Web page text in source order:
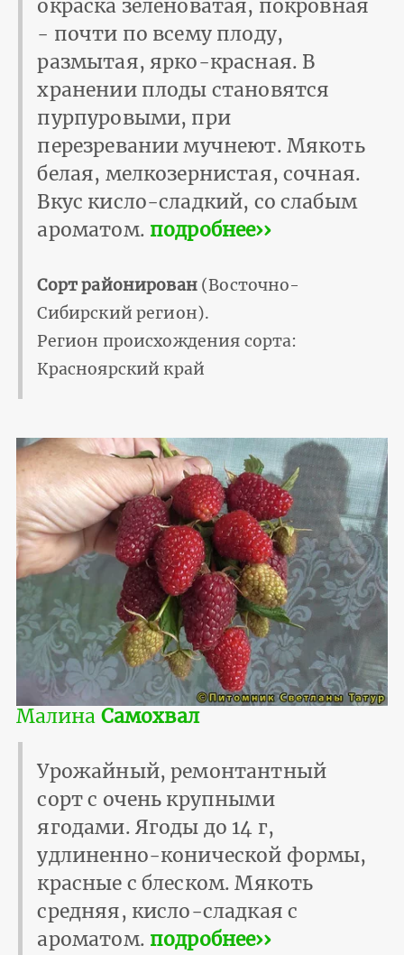
окраска зеленоватая, покровная
- почти по всему плоду,
размытая, ярко-красная. В
хранении плоды становятся
пурпуровыми, при
перезревании мучнеют. Мякоть
белая, мелкозернистая, сочная.
Вкус кисло-сладкий, со слабым
ароматом. подробнее››
Сорт районирован(Восточно-
Сибирский регион).
Регион происхождения сорта:
Красноярский край
Малина Самохвал
Урожайный, ремонтантный
сорт с очень крупными
ягодами. Ягоды до 14 г,
удлиненно-конической формы,
красные с блеском. Мякоть
средняя, кисло-сладкая с
ароматом. подробнее››